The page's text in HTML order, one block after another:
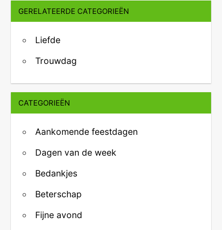
GERELATEERDE CATEGORIEËN
Liefde
Trouwdag
CATEGORIEËN
Aankomende feestdagen
Dagen van de week
Bedankjes
Beterschap
Fijne avond